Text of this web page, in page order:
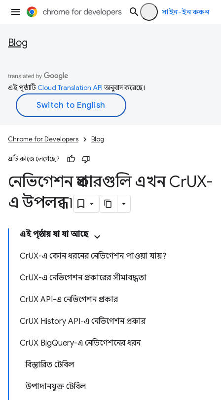
সাইন-ইন করুন
Blog
এই পৃষ্ঠাটিCloud Translation APIঅনুবাদ করেছে।
Chrome for Developers Blog
এটি কাজে লেগেছে?
নেভিগেশন প্রকারগুলি এখন CrUX-
এ উপলব্ধ৷
এই পৃষ্ঠায় যা যা আছে
CrUX-এ কোন ধরনের নেভিগেশন পাওয়া যায়?
CrUX-এ নেভিগেশন প্রকারের সীমাবদ্ধতা
CrUX API-এ নেভিগেশন প্রকার
CrUX History API-এ নেভিগেশন প্রকার
CrUX BigQuery-এ নেভিগেশনের ধরন
বিস্তারিত টেবিল
উপাদানযুক্ত টেবিল